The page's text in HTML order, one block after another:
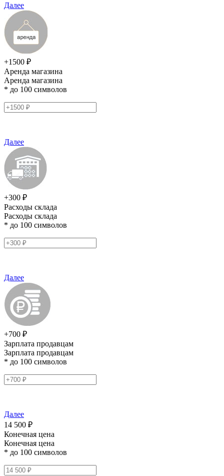
Далее
+1500 ₽
Аренда магазина
Аренда магазина
* до 100 символов
Далее
+300 ₽
Расходы склада
Расходы склада
* до 100 символов
Далее
+700 ₽
Зарплата продавцам
Зарплата продавцам
* до 100 символов
Далее
14 500 ₽
Конечная цена
Конечная цена
* до 100 символов